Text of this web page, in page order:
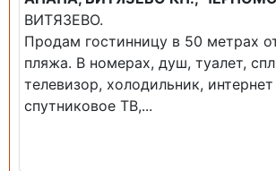
ВИТЯЗЕВО.
Продам гостинницу в 50 метрах
пляжа. В номерах, душ, туалет,
телевизор, холодильник,
спутниковое ТВ,...